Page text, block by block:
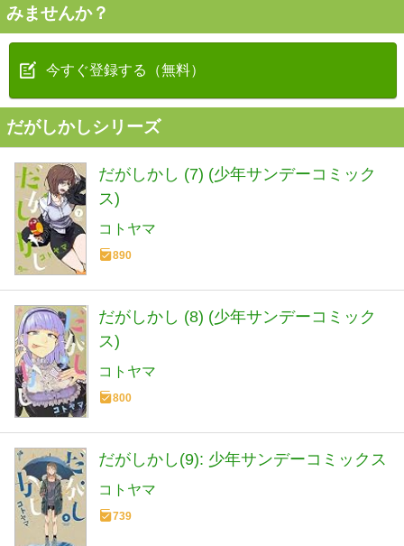
みませんか？
今すぐ登録する（無料）
だがしかしシリーズ
だがしかし (7) (少年サンデーコミック
ス)
コトヤマ
890
だがしかし (8) (少年サンデーコミック
ス)
コトヤマ
800
だがしかし(9): 少年サンデーコミックス
コトヤマ
739